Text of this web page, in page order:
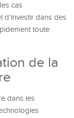
cas
d’investir dans des
toute
de la
dans les